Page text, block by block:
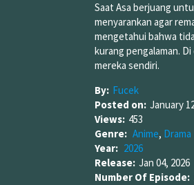
Saat Asa berjuang
menyarankan agar
mengetahui bahwa
kurang pengalaman.
mereka sendiri.
By: Fucek
Posted on: January
Views: 453
Genre: Anime, Drama
Year: 2026
Release: Jan 04, 2026
Number Of Episode: